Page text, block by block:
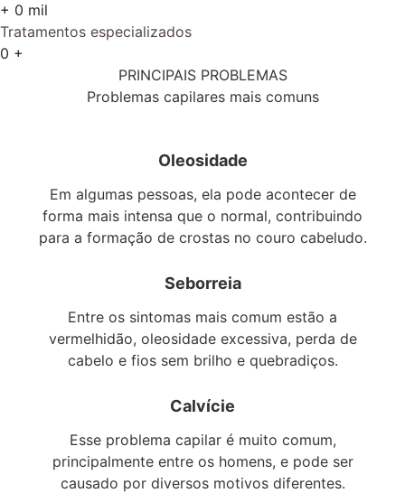
+ 0 mil
Tratamentos especializados
0 +
PRINCIPAIS PROBLEMAS
Problemas capilares mais comuns
Oleosidade
Em algumas pessoas, ela pode acontecer de
forma mais intensa que o normal, contribuindo
para a formação de crostas no couro cabeludo.
Seborreia
Entre os sintomas mais comum estão a
vermelhidão, oleosidade excessiva, perda de
cabelo e fios sem brilho e quebradiços.
Calvície
Esse problema capilar é muito comum,
principalmente entre os homens, e pode ser
causado por diversos motivos diferentes.